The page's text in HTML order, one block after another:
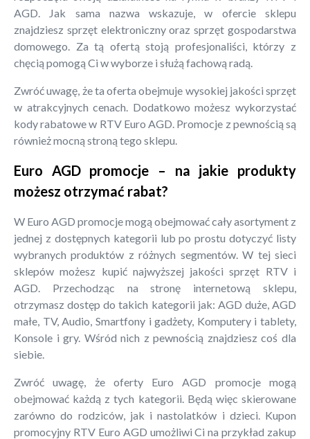
AGD. Jak sama nazwa wskazuje, w ofercie sklepu
znajdziesz sprzęt elektroniczny oraz sprzęt gospodarstwa
domowego. Za tą ofertą stoją profesjonaliści, którzy z
chęcią pomogą Ci w wyborze i służą fachową radą.
Zwróć uwagę, że ta oferta obejmuje wysokiej jakości sprzęt
w atrakcyjnych cenach. Dodatkowo możesz wykorzystać
kody rabatowe w RTV Euro AGD. Promocje z pewnością są
również mocną stroną tego sklepu.
Euro AGD promocje – na jakie produkty
możesz otrzymać rabat?
W Euro AGD promocje mogą obejmować cały asortyment z
jednej z dostępnych kategorii lub po prostu dotyczyć listy
wybranych produktów z różnych segmentów. W tej sieci
sklepów możesz kupić najwyższej jakości sprzęt RTV i
AGD. Przechodząc na stronę internetową sklepu,
otrzymasz dostęp do takich kategorii jak: AGD duże, AGD
małe, TV, Audio, Smartfony i gadżety, Komputery i tablety,
Konsole i gry. Wśród nich z pewnością znajdziesz coś dla
siebie.
Zwróć uwagę, że oferty Euro AGD promocje mogą
obejmować każdą z tych kategorii. Będą więc skierowane
zarówno do rodziców, jak i nastolatków i dzieci. Kupon
promocyjny RTV Euro AGD umożliwi Ci na przykład zakup